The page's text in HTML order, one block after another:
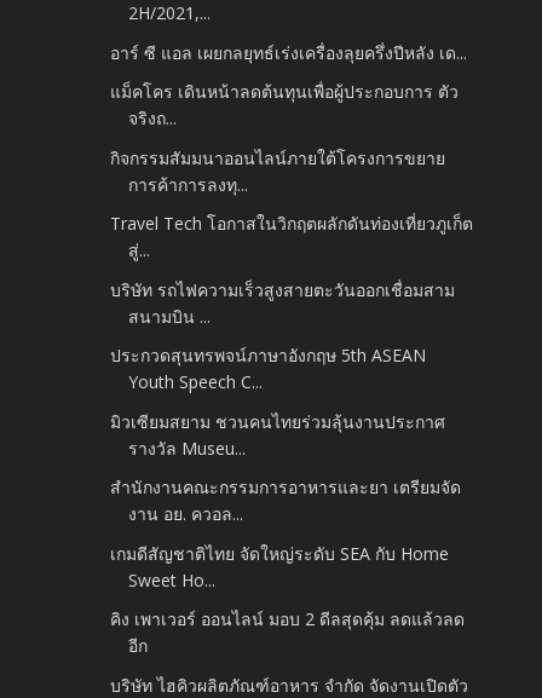
2H/2021,...
อาร์ ซี แอล เผยกลยุทธ์เร่งเครื่องลุยครึ่งปีหลัง เด...
แม็คโคร เดินหน้าลดต้นทุนเพื่อผู้ประกอบการ ตัว
จริงถ...
กิจกรรมสัมมนาออนไลน์ภายใต้โครงการขยาย
การค้าการลงทุ...
Travel Tech โอกาสในวิกฤตผลักดันท่องเที่ยวภูเก็ต
สู่...
บริษัท รถไฟความเร็วสูงสายตะวันออกเชื่อมสาม
สนามบิน ...
ประกวดสุนทรพจน์ภาษาอังกฤษ 5th ASEAN
Youth Speech C...
มิวเซียมสยาม ชวนคนไทยร่วมลุ้นงานประกาศ
รางวัล Museu...
สำนักงานคณะกรรมการอาหารและยา เตรียมจัด
งาน อย. ควอล...
เกมดีสัญชาติไทย จัดใหญ่ระดับ SEA กับ Home
Sweet Ho...
คิง เพาเวอร์ ออนไลน์ มอบ 2 ดีลสุดคุ้ม ลดแล้วลด
อีก
บริษัท ไฮคิวผลิตภัณฑ์อาหาร จำกัด จัดงานเปิดตัว